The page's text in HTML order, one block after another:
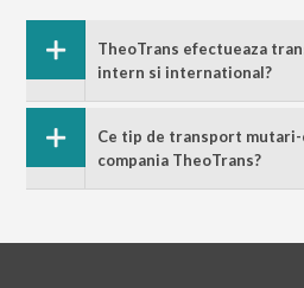
TheoTrans efectueaza
intern si international?
Ce tip de transport
compania TheoTrans?